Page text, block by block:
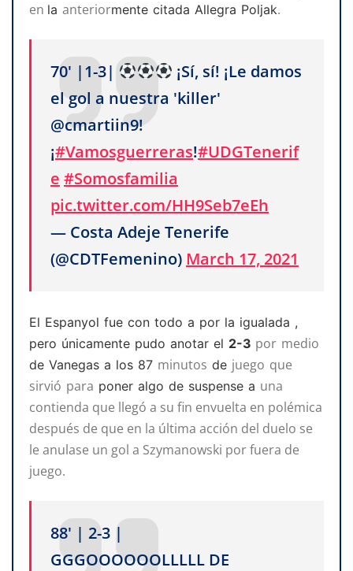
en la anteriormente citada Allegra Poljak.
70' |1-3|
¡Sí, sí! ¡Le damos
el gol a nuestra 'killer'
@cmartiin9!
¡#Vamosguerreras!#UDGTenerif
e #Somosfamilia
pic.twitter.com/HH9Seb7eEh
— Costa Adeje Tenerife
(@CDTFemenino) March 17, 2021
El Espanyol fue con todo a por la igualada ,
pero únicamente pudo anotar el 2-3 por medio
de Vanegas a los 87 minutos de juego que
sirvió para poner algo de suspense a una
contienda que llegó a su fin envuelta en polémica
después de que en la última acción del duelo se
le anulase un gol a Szymanowski por fuera de
juego.
88' | 2-3 |
GGGOOOOOOLLLLL DE